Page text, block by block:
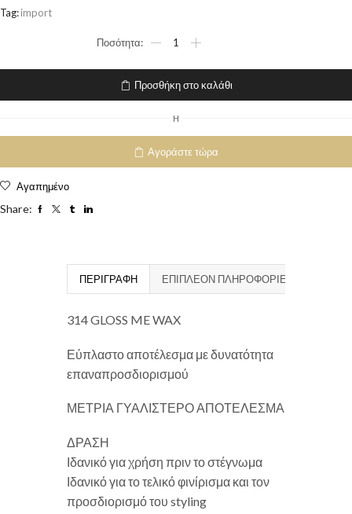
Tag:import
Προσθήκη στο καλάθι
H
Αγοράστε τώρα
Αγαπημένο
Share:
ΠΕΡΙΓΡΑΦΉ ΕΠΙΠΛΈΟΝ ΠΛΗΡΟΦΟΡΊΕΣ
314 GLOSS ME WAX
Εύπλαστο αποτέλεσμα με δυνατότητα
επαναπροσδιορισμού
ΜΕΤΡΙΑ ΓΥΑΛΙΣΤΕΡΟ ΑΠΟΤΕΛΕΣΜΑ
ΔΡΑΣΗ
Ιδανικό για χρήση πριν το στέγνωμα
Ιδανικό για το τελικό φινίρισμα και τον
προσδιορισμό του styling